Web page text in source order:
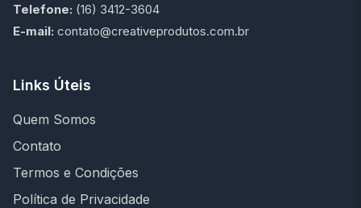
Telefone: (16) 3412-3604
E-mail: contato@creativeprodutos.com.br
Links Úteis
Quem Somos
Contato
Termos e Condições
Política de Privacidade